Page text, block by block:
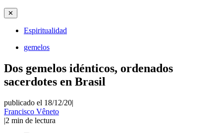
✕
Espiritualidad
gemelos
Dos gemelos idénticos, ordenados
sacerdotes en Brasil
publicado el 18/12/20|
Francisco Vêneto
|2 min de lectura